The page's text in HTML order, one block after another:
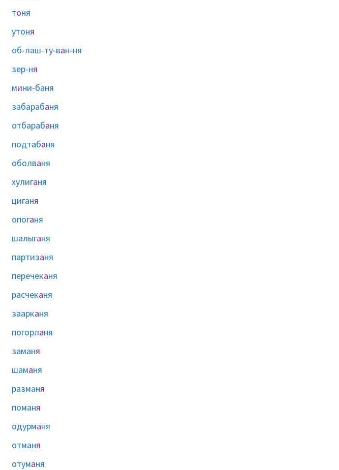
тоня
утоня
об-лаш-ту-ван-ня
зер-ня
мини-баня
забарабаня
отбарабаня
подтабаня
оболваня
хулиганя
циганя
опоганя
шалыганя
партизаня
перечеканя
расчеканя
заарканя
погорланя
заманя
шаманя
разманя
поманя
одурманя
отманя
отуманя